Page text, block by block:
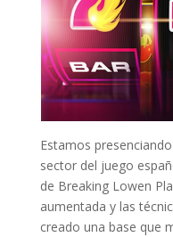
Estamos
sector del juego
de Breaking Lowen
aumentada y las
creado una base que